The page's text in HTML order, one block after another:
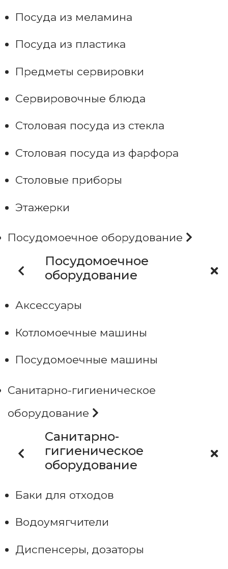
Посуда из меламина
Посуда из пластика
Предметы сервировки
Сервировочные блюда
Столовая посуда из стекла
Столовая посуда из фарфора
Столовые приборы
Этажерки
Посудомоечное оборудование
Посудомоечное
оборудование
Аксессуары
Котломоечные машины
Посудомоечные машины
Санитарно-гигиеническое
оборудование
Санитарно-
гигиеническое
оборудование
Баки для отходов
Водоумягчители
Диспенсеры, дозаторы